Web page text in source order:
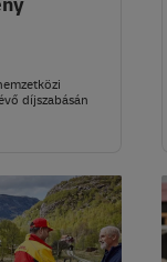
díjszabásán